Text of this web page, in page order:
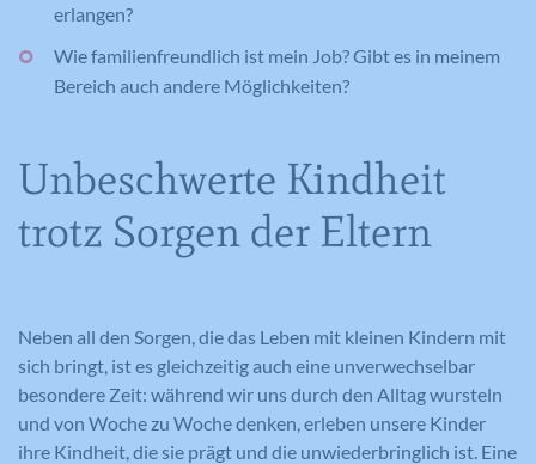
erlangen?
Wie familienfreundlich ist mein Job? Gibt es in meinem
Bereich auch andere Möglichkeiten?
Unbeschwerte Kindheit
trotz Sorgen der Eltern
Neben all den Sorgen, die das Leben mit kleinen Kindern mit
sich bringt, ist es gleichzeitig auch eine unverwechselbar
besondere Zeit: während wir uns durch den Alltag wursteln
und von Woche zu Woche denken, erleben unsere Kinder
ihre Kindheit, die sie prägt und die unwiederbringlich ist. Eine